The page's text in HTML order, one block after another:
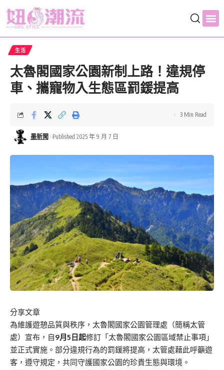
生活
太魯閣國家公園新制上路！違規停
車、攜寵物入生態區罰鍰提高
墨新聞 Published 2025 年 9 月 7 日
3 Min Read
分享文章
為維護遊憩品質與秩序，太魯閣國家公園管理處（簡稱太管
處）宣布，自9月5日起修訂「太魯閣國家公園區域禁止事項」
並正式實施。部分違規行為的罰鍰將提高，太管處藉此呼籲遊
客，遵守規定，共同守護國家公園的珍貴生態與環境。